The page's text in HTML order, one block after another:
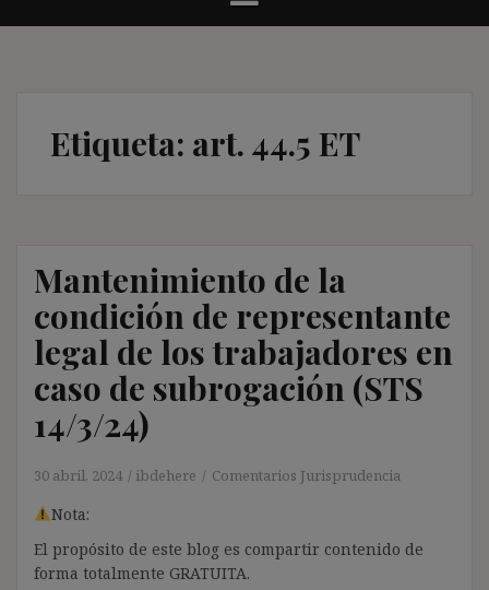
Etiqueta: art. 44.5 ET
Mantenimiento de la
condición de representante
legal de los trabajadores en
caso de subrogación (STS
14/3/24)
30 abril, 2024 ibdehere Comentarios Jurisprudencia
Nota:
El propósito de este blog es compartir contenido de
forma totalmente GRATUITA.